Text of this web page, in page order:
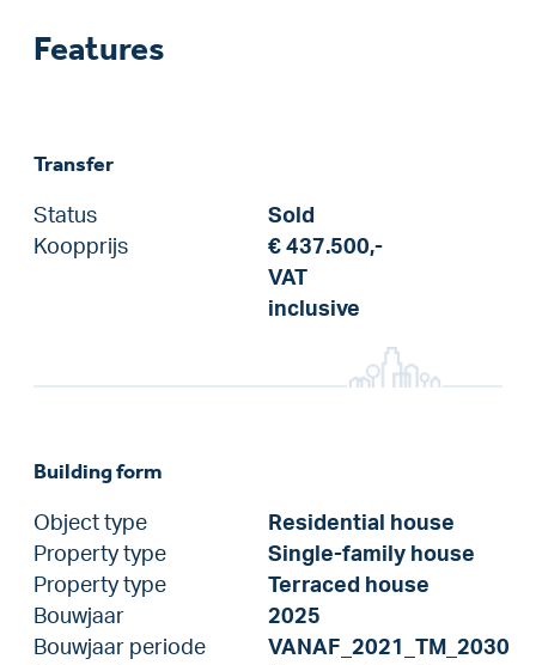
Features
Transfer
Status
Sold
Koopprijs
€ 437.500,-
VAT
inclusive
Building form
Object type
Residential house
Property type
Single-family house
Property type
Terraced house
Bouwjaar
2025
Bouwjaar periode
VANAF_2021_TM_2030